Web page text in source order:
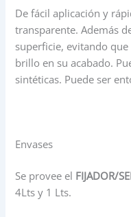
De fácil aplicación y
transparente. Además
superficie, evitando
brillo en su acabado.
sintéticas. Puede ser
Envases
Se provee el FIJADOR/
4Lts y 1 Lts.